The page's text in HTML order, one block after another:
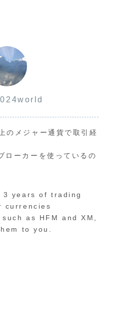
のメジャー通貨で取引経
ローカーを使っているの
years of trading
currencies
as HFM and XM,
to you.